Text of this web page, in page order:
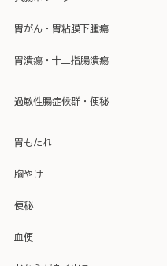
胃がん・胃粘膜下腫瘍
胃潰瘍・十二指腸潰瘍
過敏性腸症候群・便秘
胃もたれ
胸やけ
便秘
血便